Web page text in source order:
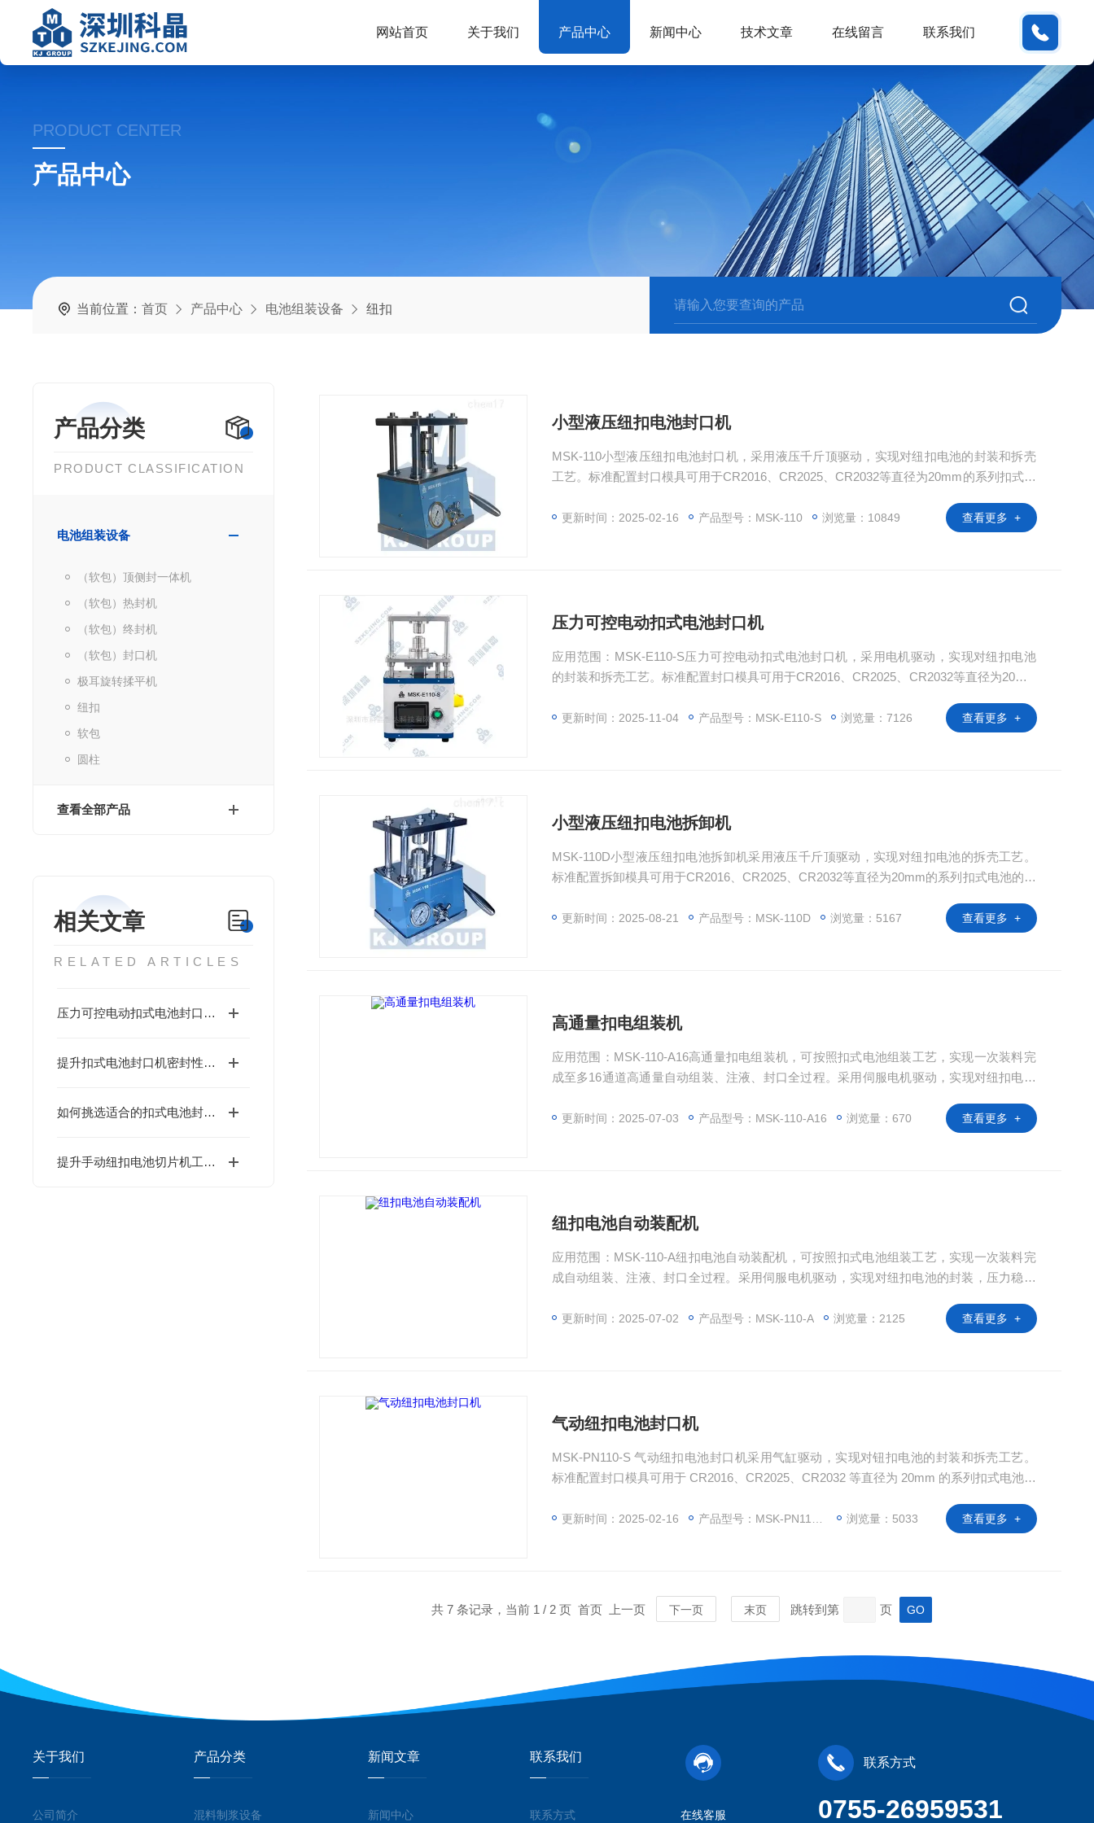
网站首页 关于我们 产品中心 新闻中心 技术文章 在线留言 联系我们
PRODUCT CENTER
产品中心
当前位置：首页 产品中心 电池组装设备 纽扣
产品分类
PRODUCT CLASSIFICATION
电池组装设备
（软包）顶侧封一体机
（软包）热封机
（软包）终封机
（软包）封口机
极耳旋转揉平机
纽扣
软包
圆柱
查看全部产品
相关文章
RELATED ARTICLES
压力可控电动扣式电池封口机是一种为扣式电池封装设计的设备
提升扣式电池封口机密封性的技巧与方法
如何挑选适合的扣式电池封口机以满足实验需求？
提升手动纽扣电池切片机工作效率的实用建议
小型液压纽扣电池封口机
MSK-110小型液压纽扣电池封口机，采用液压千斤顶驱动，实现对纽扣电池的封装和拆壳
工艺。标准配置封口模具可用于CR2016、CR2025、CR2032等直径为20mm的系列扣式电
的模具即可。同时也可选购拆卸模具，用于纽扣电池封口后，完整拆卸正负极电池壳，方
更新时间：2025-02-16 产品型号：MSK-110 浏览量：10849 查看更多 +
压力可控电动扣式电池封口机
应用范围：MSK-E110-S压力可控电动扣式电池封口机，采用电机驱动，实现对纽扣电池
的封装和拆壳工艺。标准配置封口模具可用于CR2016、CR2025、CR2032等直径为20mm
需选购相应的模具。同时也可选购拆卸模具，用于纽扣电池封口后，完整拆卸正负极电池
更新时间：2025-11-04 产品型号：MSK-E110-S 浏览量：7126 查看更多 +
小型液压纽扣电池拆卸机
MSK-110D小型液压纽扣电池拆卸机采用液压千斤顶驱动，实现对纽扣电池的拆壳工艺。
标准配置拆卸模具可用于CR2016、CR2025、CR2032等直径为20mm的系列扣式电池的拆
购封口模具，用于纽扣电池封口。
更新时间：2025-08-21 产品型号：MSK-110D 浏览量：5167 查看更多 +
高通量扣电组装机
应用范围：MSK-110-A16高通量扣电组装机，可按照扣式电池组装工艺，实现一次装料完
成至多16通道高通量自动组装、注液、封口全过程。采用伺服电机驱动，实现对纽扣电池
装和封口。 产品型号：MSK-110-A16 设备尺寸：约920mm*730mm*540mm(长*宽*高) 重
更新时间：2025-07-03 产品型号：MSK-110-A16 浏览量：670 查看更多 +
纽扣电池自动装配机
应用范围：MSK-110-A纽扣电池自动装配机，可按照扣式电池组装工艺，实现一次装料完
成自动组装、注液、封口全过程。采用伺服电机驱动，实现对纽扣电池的封装，压力稳定
型号：MSK-110-A 设备尺寸：约L820*W480*H430mm 重量：约95KG 上架时间：2023-03
更新时间：2025-07-02 产品型号：MSK-110-A 浏览量：2125 查看更多 +
气动纽扣电池封口机
MSK-PN110-S 气动纽扣电池封口机采用气缸驱动，实现对钮扣电池的封装和拆壳工艺。
标准配置封口模具可用于 CR2016、CR2025、CR2032 等直径为 20mm 的系列扣式电池的
选购拆卸模具，用于钮扣电池封口后完整拆卸正负极电池壳，方便对电池内部材料的样本
更新时间：2025-02-16 产品型号：MSK-PN110-S 浏览量：5033 查看更多 +
共 7 条记录，当前 1 / 2 页 首页 上一页 下一页 末页 跳转到第 页
关于我们
公司简介
产品分类
混料制浆设备
新闻文章
新闻中心
联系我们
联系方式 在线客服
联系方式
0755-26959531